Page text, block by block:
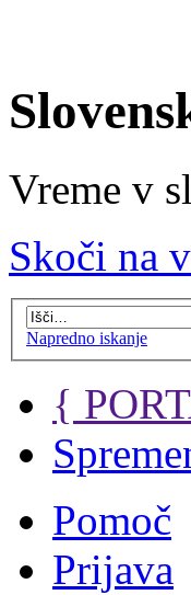
Vreme v
Skoči na
Napredno iskanje
{
Pomoč
Prijava